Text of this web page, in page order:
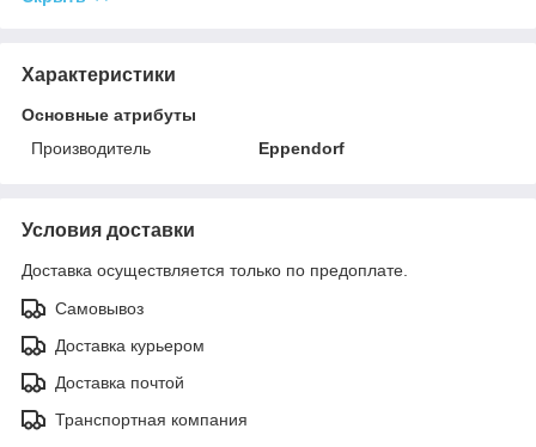
Характеристики
Основные атрибуты
Производитель
Eppendorf
Условия доставки
Доставка осуществляется только по предоплате.
Самовывоз
Доставка курьером
Доставка почтой
Транспортная компания